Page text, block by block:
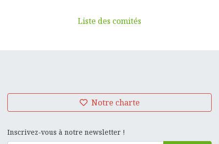
Liste des comités
Notre charte
Inscrivez-vous à notre newsletter !